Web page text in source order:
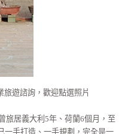
遊諮詢，歡迎點選照片
旅居義大利5年、荷蘭6個月，至
一手打造、一手規劃，完全是一